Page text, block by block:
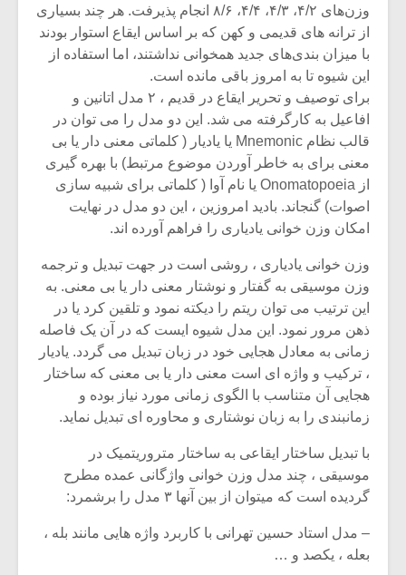
وزن‌های ۴/۲، ۴/۳، ۴/۴، ۸/۶ انجام پذیرفت. هر چند بسیاری
از ترانه های قدیمی و کهن که بر اساس ایقاع استوار بودند
با میزان بندی‌های جدید همخوانی نداشتند، اما استفاده از
این شیوه تا به امروز باقی مانده است.
برای توصیف و تحریر ایقاع در قدیم ، ۲ مدل اتانین و
افاعیل به کارگرفته می شد. این دو مدل را می توان در
قالب نظام Mnemonic یا یادیار ( کلماتی معنی دار یا بی
معنی برای به خاطر آوردن موضوع مرتبط) با بهره گیری
از Onomatopoeia یا نام آوا ( کلماتی برای شبیه سازی
اصوات) گنجاند. بادید امروزین ، این دو مدل در نهایت
امکان وزن خوانی یادیاری را فراهم آورده اند.
وزن خوانی یادیاری ، روشی است در جهت تبدیل و ترجمه
وزن موسیقی به گفتار و نوشتار معنی دار یا بی معنی. به
این ترتیب می توان ریتم را دیکته نمود و تلقین کرد یا در
ذهن مرور نمود. این مدل شیوه ایست که در آن یک فاصله
زمانی به معادل هجایی خود در زبان تبدیل می گردد. یادیار
، ترکیب و واژه ای است معنی دار یا بی معنی که ساختار
هجایی آن متناسب با الگوی زمانی مورد نیاز بوده و
زمانبندی را به زبان نوشتاری و محاوره ای تبدیل نماید.
با تبدیل ساختار ایقاعی به ساختار متروریتمیک در
موسیقی ، چند مدل وزن خوانی واژگانی عمده مطرح
گردیده است که میتوان از بین آنها ۳ مدل را برشمرد:
– مدل استاد حسین تهرانی با کاربرد واژه هایی مانند بله ،
بعله ، یکصد و …